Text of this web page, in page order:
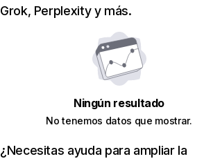
Grok, Perplexity y más.
Ningún resultado
No tenemos datos que mostrar.
¿Necesitas ayuda para ampliar la